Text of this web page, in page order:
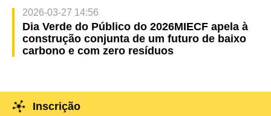
2026-03-27 14:56
Dia Verde do Público do 2026MIECF apela à
construção conjunta de um futuro de baixo
carbono e com zero resíduos
Inscrição